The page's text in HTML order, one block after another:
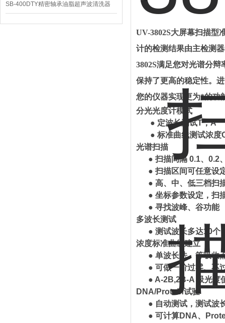
SB-400DTY精密轴承油脂超声波清洗器
UV-3802S大屏幕扫描型
计的检测结果由主检测
3802S满足您对光谱分辩
保持了更高的稳定性。
您的仪器实现更为*的功
分光光度计模式
● 定波长测试T，A
● 标准曲线测试浓度
光谱扫描
● 扫描间隔 0.1、0.2
● 扫描区间可任意设
● 高、中、低三档扫
● 坐标参数设定，扫
● 寻找波峰、谷功能
多波长测试
● 测试波长多达10个
浓度标准曲线建立
● 单波长法、等吸收
● 可做一阶过零、不
● A-2B,2B-A 吸光度
DNA/Protein试验
● 自动测试，测试波
● 可计算DNA、